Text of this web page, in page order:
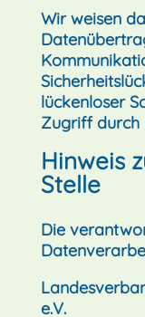
Wir weisen
lückenloser
Zugriff durch
Hinweis
Stelle
Die
e.V.